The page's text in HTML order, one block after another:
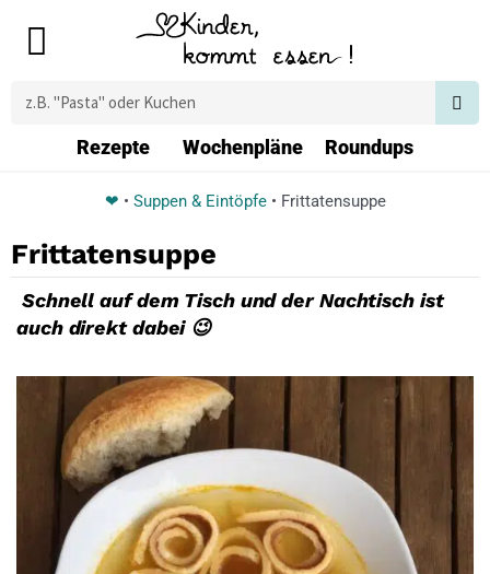
Main
Suche
Rezepte Wochenpläne Roundups
❤ • Suppen & Eintöpfe• Frittatensuppe
Frittatensuppe
Schnell auf dem Tisch und der Nachtisch ist
auch direkt dabei 😉